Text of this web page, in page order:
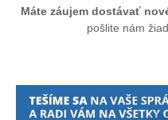
Máte záujem dostávať
pošlite nám